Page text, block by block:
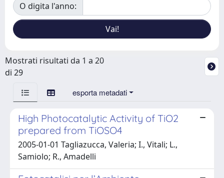
O digita l'anno:
Mostrati risultati da 1 a 20
di 29
esporta metadati
High Photocatalytic Activity of TiO2
prepared from TiOSO4
2005-01-01 Tagliazucca, Valeria; I., Vitali; L.,
Samiolo; R., Amadelli